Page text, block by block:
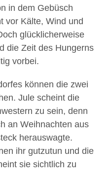
in dem Gebüsch
vor Kälte, Wind und
glücklicherweise
die Zeit des Hungerns
vorbei.
können die zwei
Jule scheint die
zu sein, denn
an Weihnachten aus
herauswagte.
ihr gutzutun und die
sie sichtlich zu